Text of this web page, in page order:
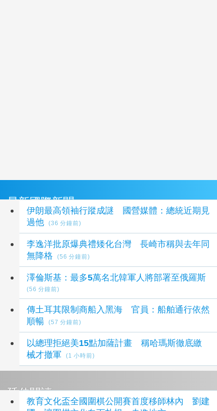
最新國際新聞
伊朗最高領袖行蹤成謎 國營媒體：總統近期見
過他
(36 分鐘前)
李逸洋批原爆典禮矮化台灣 長崎市稱與去年同
無降格
(56 分鐘前)
澤倫斯基：最多5萬名北韓軍人將部署至俄羅斯
(56 分鐘前)
傳土耳其限制商船入黑海 官員：船舶通行依然
順暢
(57 分鐘前)
以總理拒絕美15點加薩計畫 稱哈瑪斯徹底繳
械才撤軍
(1 小時前)
延伸閱讀
教育文化盃全國圍棋公開賽首度移師林內 劉建